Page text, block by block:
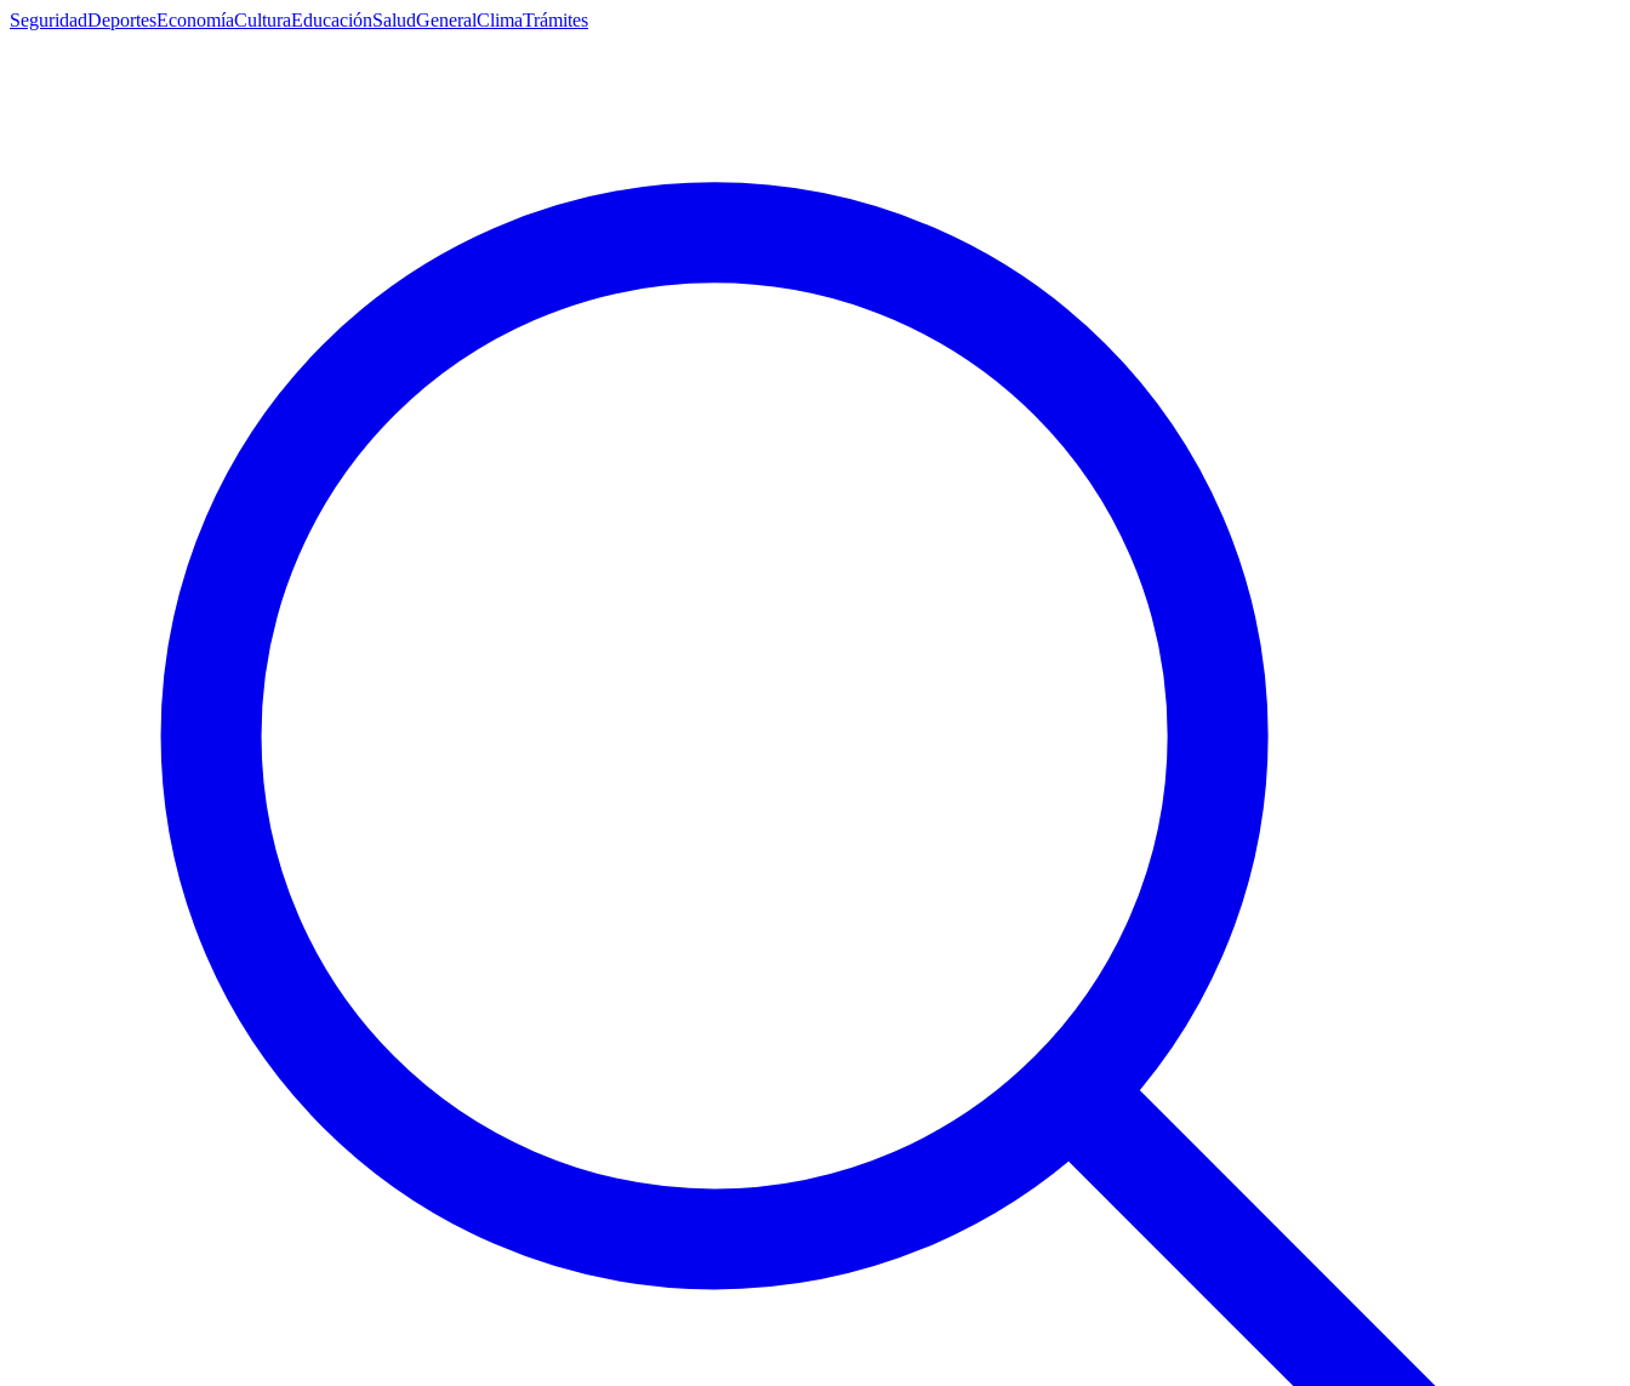
SeguridadDeportesEconomíaCulturaEducaciónSaludGeneralClimaTrámites